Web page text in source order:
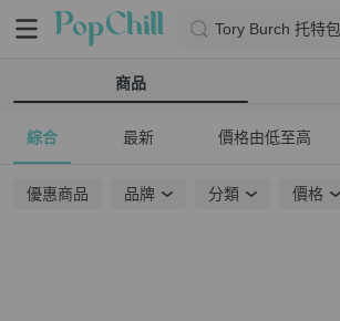
Tory Burch 托特包
商品
綜合 最新 價格由低至高
優惠商品 品牌 分類 價格